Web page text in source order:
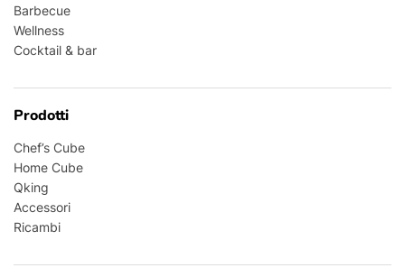
Barbecue
Wellness
Cocktail & bar
Prodotti
Chef’s Cube
Home Cube
Qking
Accessori
Ricambi